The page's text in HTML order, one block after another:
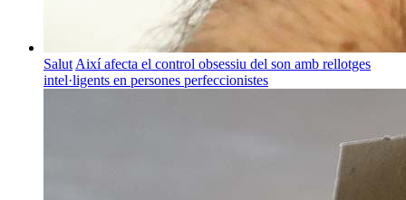
Salut Així afecta el control obsessiu del son amb rellotges
intel·ligents en persones perfeccionistes